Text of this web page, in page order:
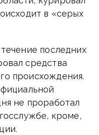
в «серых
последних
средства
происхождения.
не проработал
кроме,